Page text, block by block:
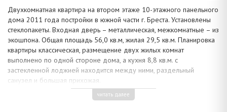
Двухкомнатная квартира на втором этаже 10-этажного панельного
дома 2011 года постройки в южной части г. Бреста. Установлены
стеклопакеты. Входная дверь – металлическая, межкомнатные – из
экошпона. Общая площадь 56,0 кв.м, жилая 29,5 кв.м. Планировка
квартиры классическая, размещение двух жилых комнат
выполнено по одной стороне дома, а кухня 8,8 кв.м. с
застекленной лоджией находится между ними, раздельный
санузел и большая прихожая.
Комнаты с хорошим ремонтом оформлены с учетом параметров и
читать далее